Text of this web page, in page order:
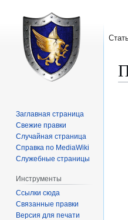
Заглавная страница
Свежие правки
Случайная страница
Справка по MediaWiki
Служебные страницы
Инструменты
Ссылки сюда
Связанные правки
Версия для печати